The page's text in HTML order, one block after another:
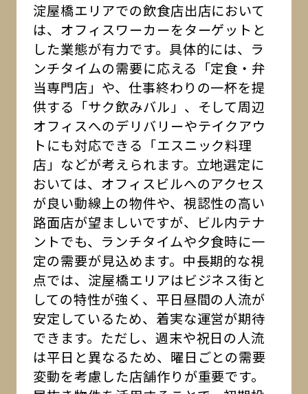
淀屋橋エリアでの飲食店出店において
は、オフィスワーカーをターゲットと
した業態が有力です。具体的には、ラ
ンチタイムの需要に応える「定食・弁
当専門店」や、仕事終わりの一杯を提
供する「サク飲みバル」、そして周辺
オフィスへのデリバリーやテイクアウ
トにも対応できる「エスニック料理
店」などが考えられます。立地選定に
おいては、オフィスビルへのアクセス
が良い動線上の物件や、視認性の高い
路面店が望ましいですが、ビル内テナ
ントでも、ランチタイムや夕食時に一
定の需要が見込めます。中長期的な視
点では、淀屋橋エリアはビジネス街と
しての特性が強く、平日昼間の人流が
安定しているため、着実な運営が期待
できます。ただし、週末や祝日の人流
は平日と異なるため、曜日ごとの需要
変動を考慮した店舗作りが重要です。